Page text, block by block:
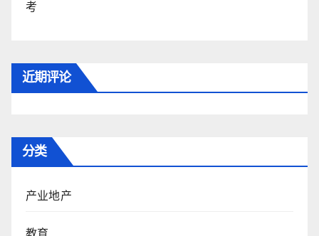
考
近期评论
分类
产业地产